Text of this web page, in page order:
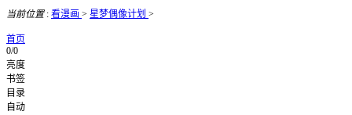
当前位置: 看漫画 > 星梦偶像计划 >
首页
0/0
亮度
书签
目录
自动